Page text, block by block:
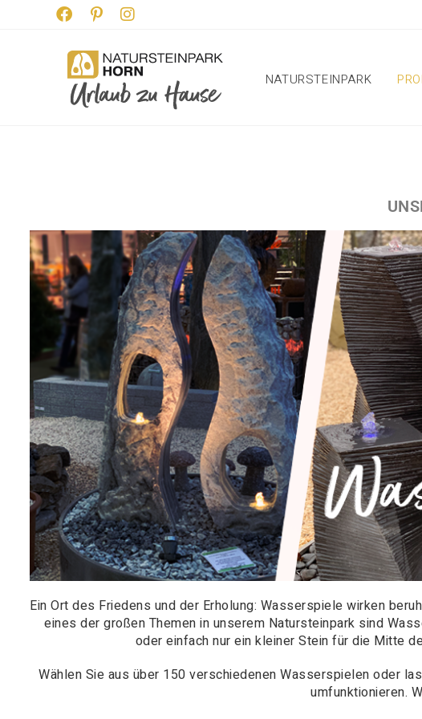
NATURSTEINPARK
Ein Ort des Friedens und der Erholung: Wasserspiele wirken
eines der großen Themen in unserem Natursteinpark sind
oder einfach nur ein kleiner Stein für die Mitte
Wählen Sie aus über 150 verschiedenen Wasserspielen oder
umfunktionieren.